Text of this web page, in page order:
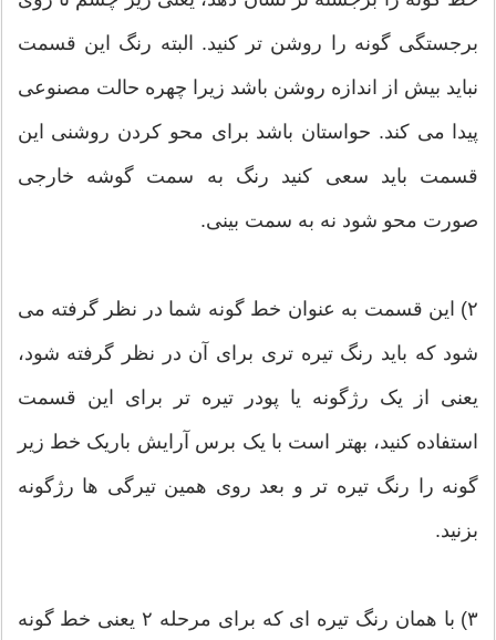
برجستگی گونه را روشن تر کنید. البته رنگ این قسمت
نباید بیش از اندازه روشن باشد زیرا چهره حالت مصنوعی
پیدا می کند. حواستان باشد برای محو کردن روشنی این
قسمت باید سعی کنید رنگ به سمت گوشه خارجی
صورت محو شود نه به سمت بینی.
۲) این قسمت به عنوان خط گونه شما در نظر گرفته می
شود که باید رنگ تیره تری برای آن در نظر گرفته شود،
یعنی از یک رژگونه یا پودر تیره تر برای این قسمت
استفاده کنید، بهتر است با یک برس آرایش باریک خط زیر
گونه را رنگ تیره تر و بعد روی همین تیرگی ها رژگونه
بزنید.
۳) با همان رنگ تیره ای که برای مرحله ۲ یعنی خط گونه